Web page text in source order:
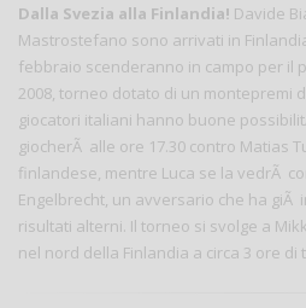
Dalla Svezia alla Finlandia! Davide
Mastrostefano sono arrivati in
febbraio scenderanno in campo per il
2008, torneo dotato di un montepremi
giocatori italiani hanno buone
giocherÃ alle ore 17.30 contro Matias
finlandese, mentre Luca se la vedrÃ
Engelbrecht, un avversario che ha giÃ
risultati alterni. Il torneo si svolge a
nel nord della Finlandia a circa 3 ore di